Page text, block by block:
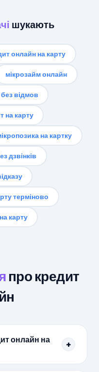
шукають
онлайн на карту
мікрозайм онлайн
відмов
на карту
на картку
дзвінків
терміново
карту
про кредит
онлайн на
+
Arial видають